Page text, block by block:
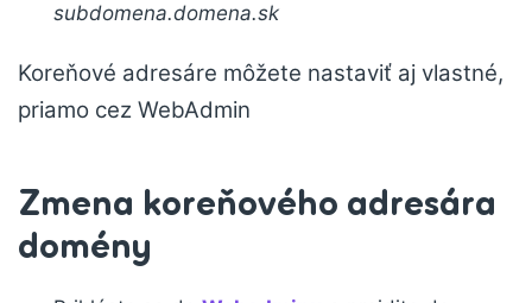
subdomena.domena.sk
Koreňové adresáre môžete nastaviť aj vlastné,
priamo cez WebAdmin
Zmena koreňového adresára
domény